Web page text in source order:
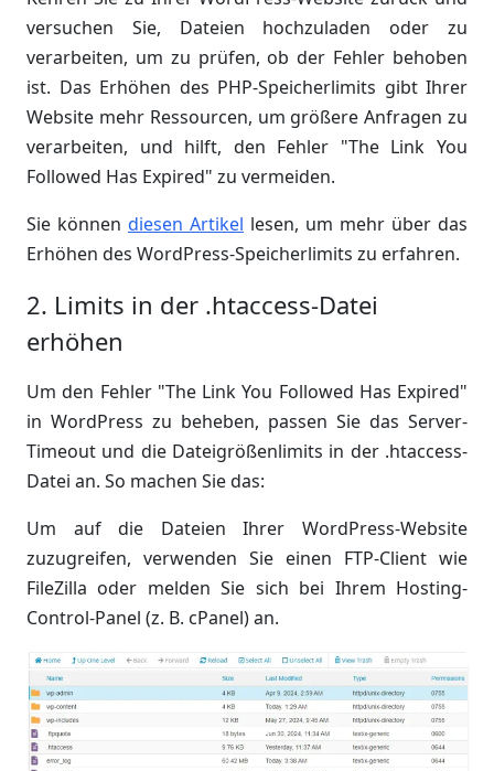
versuchen Sie, Dateien hochzuladen oder zu
verarbeiten, um zu prüfen, ob der Fehler behoben
ist. Das Erhöhen des PHP-Speicherlimits gibt Ihrer
Website mehr Ressourcen, um größere Anfragen zu
verarbeiten, und hilft, den Fehler "The Link You
Followed Has Expired" zu vermeiden.
Sie können diesen Artikel lesen, um mehr über das
Erhöhen des WordPress-Speicherlimits zu erfahren.
2. Limits in der .htaccess-Datei
erhöhen
Um den Fehler "The Link You Followed Has Expired"
in WordPress zu beheben, passen Sie das Server-
Timeout und die Dateigrößenlimits in der .htaccess-
Datei an. So machen Sie das:
Um auf die Dateien Ihrer WordPress-Website
zuzugreifen, verwenden Sie einen FTP-Client wie
FileZilla oder melden Sie sich bei Ihrem Hosting-
Control-Panel (z. B. cPanel) an.